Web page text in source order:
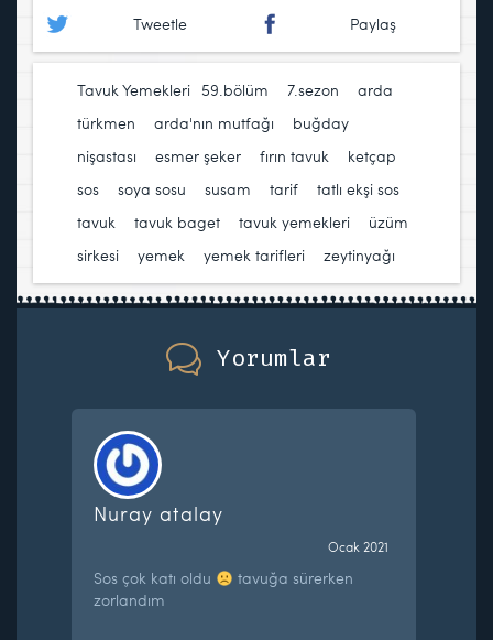
Tweetle Paylaş
Tavuk Yemekleri 59.bölüm 7.sezon
arda
türkmen
arda'nın mutfağı
buğday
nişastası
esmer şeker fırın tavuk ketçap
sos
soya sosu susam tarif tatlı ekşi sos
tavuk
tavuk baget tavuk yemekleri
üzüm
sirkesi
yemek yemek tarifleri zeytinyağı
Yorumlar
Nuray atalay
Ocak 2021
Sos çok katı oldu
tavuğa sürerken
zorlandım